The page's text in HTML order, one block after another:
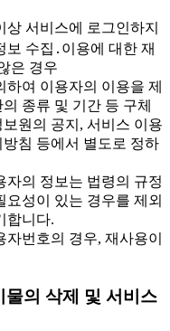
상 서비스에 로그인하지
보 수집․이용에 대한 재
은 경우
여 이용자의 이용을 제
종류 및 기간 등 구체
원의 공지, 서비스 이용
침 등에서 별도로 정하
의 정보는 법령의 규정
요성이 있는 경우를 제외
합니다.
번호의 경우, 재사용이
물의 삭제 및 서비스